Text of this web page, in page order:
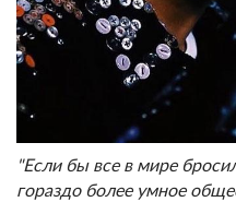
"Если бы все в мире
гораздо более умное